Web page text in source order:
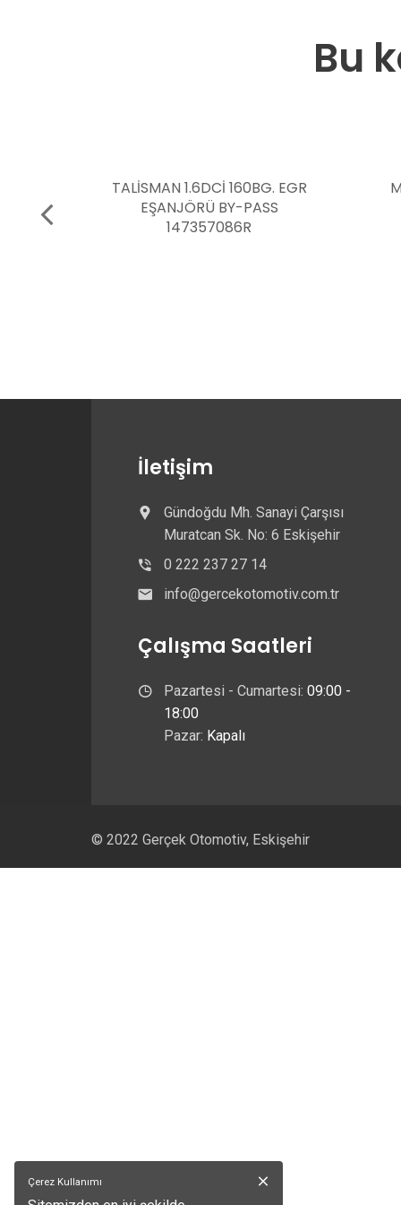
Çerez Kullanımı
Bu
PASS
MULTİMEDİA MEGANE 4
SEDAN 7711960957
İletişim
Gündoğdu Mh. Sanayi Çarşısı
Muratcan Sk. No: 6 Eskişehir
0 222 237 27 14
info@gercekotomotiv.com.tr
Çalışma Saatleri
Pazartesi - Cumartesi: 09:00 -
18:00
Pazar: Kapalı
© 2022 Gerçek Otomotiv, Eskişehir